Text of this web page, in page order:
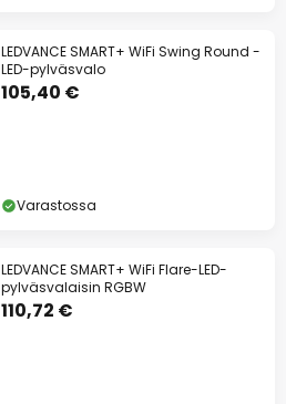
LEDVANCE SMART+ WiFi Swing Round -
LED-pylväsvalo
105,40 €
Varastossa
LEDVANCE SMART+ WiFi Flare-LED-
pylväsvalaisin RGBW
110,72 €